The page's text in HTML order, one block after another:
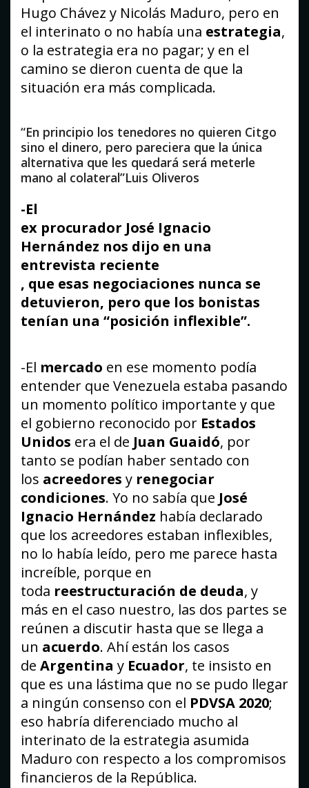
Hugo Chávez y Nicolás Maduro, pero en
el interinato o no había una estrategia,
o la estrategia era no pagar; y en el
camino se dieron cuenta de que la
situación era más complicada.
“En principio los tenedores no quieren Citgo
sino el dinero, pero pareciera que la única
alternativa que les quedará será meterle
mano al colateral”Luis Oliveros
-El
ex procurador José Ignacio
Hernández nos dijo en una
entrevista reciente
, que esas negociaciones nunca se
detuvieron, pero que los bonistas
tenían una “posición inflexible”.
-El mercado en ese momento podía
entender que Venezuela estaba pasando
un momento político importante y que
el gobierno reconocido por Estados
Unidos era el de Juan Guaidó, por
tanto se podían haber sentado con
los acreedores y renegociar
condiciones. Yo no sabía que José
Ignacio Hernández había declarado
que los acreedores estaban inflexibles,
no lo había leído, pero me parece hasta
increíble, porque en
toda reestructuración de deuda, y
más en el caso nuestro, las dos partes se
reúnen a discutir hasta que se llega a
un acuerdo. Ahí están los casos
de Argentina y Ecuador, te insisto en
que es una lástima que no se pudo llegar
a ningún consenso con el PDVSA 2020;
eso habría diferenciado mucho al
interinato de la estrategia asumida
Maduro con respecto a los compromisos
financieros de la República.